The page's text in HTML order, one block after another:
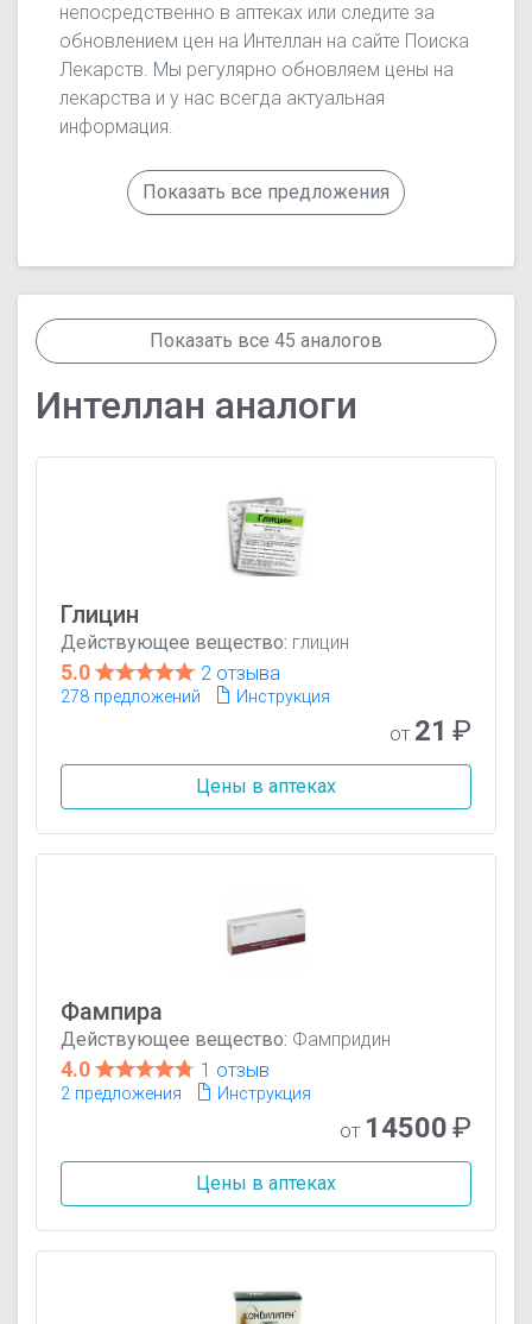
непосредственно в аптеках или следите за
обновлением цен на Интеллан на сайте Поиска
Лекарств. Мы регулярно обновляем цены на
лекарства и у нас всегда актуальная
информация.
Показать все предложения
Показать все 45 аналогов
Интеллан аналоги
Глицин
Действующее вещество: глицин
5.0 2 отзыва
278 предложений Инструкция
от 21 ₽
Цены в аптеках
Фампира
Действующее вещество: Фампридин
4.0 1 отзыв
2 предложения Инструкция
от 14500₽
Цены в аптеках